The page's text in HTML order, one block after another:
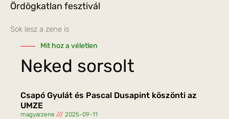
Ördögkatlan fesztivál
Sok lesz a zene is
Mit hoz a véletlen
Neked sorsolt
Csapó Gyulát és Pascal Dusapint köszönti az
UMZE
magyarzene 2025-09-11